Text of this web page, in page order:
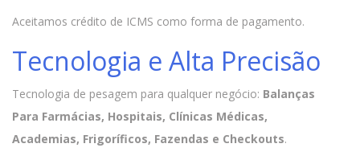
Aceitamos crédito de ICMS como forma de pagamento.
Tecnologia e Alta Precisão
Tecnologia de pesagem para qualquer negócio: Balanças
Para Farmácias, Hospitais, Clínicas Médicas,
Academias, Frigoríficos, Fazendas e Checkouts.